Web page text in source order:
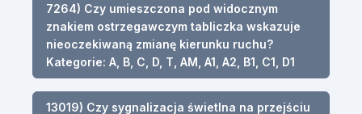
7264) Czy umieszczona pod widocznym
znakiem ostrzegawczym tabliczka wskazuje
nieoczekiwaną zmianę kierunku ruchu?
Kategorie: A, B, C, D, T, AM, A1, A2, B1, C1, D1
13019) Czy sygnalizacja świetlna na przejściu